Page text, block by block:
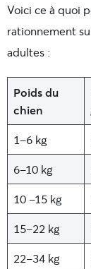
Voici ce à quoi
rationnement
adultes :
Poids du
chien
1-6 kg
6-10 kg
10 -15 kg
15-22 kg
22-34 kg